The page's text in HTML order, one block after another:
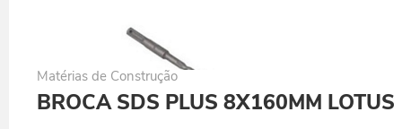
Matérias de Construção
BROCA SDS PLUS 8X160MM LOTUS